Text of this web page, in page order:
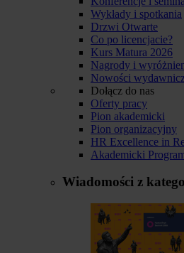
Wykłady i spotkania
Drzwi Otwarte
Co po licencjacie?
Kurs Matura 2026
Nagrody i
Nowości
Dołącz do nas
Oferty pracy
Pion akademicki
Pion organizacyjny
HR Excellence in
Akademicki
Wiadomości z